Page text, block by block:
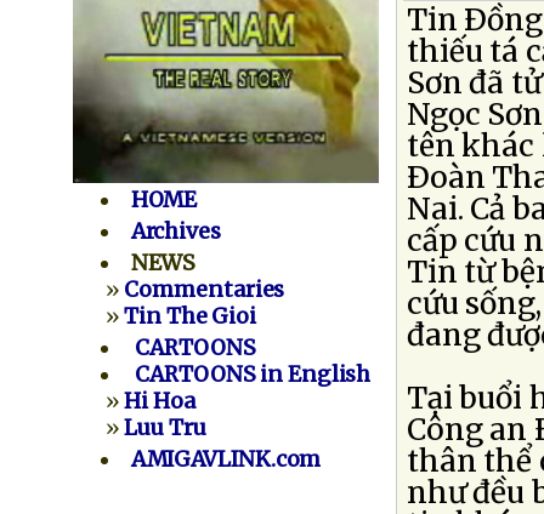
HOME
Archives
NEWS
» Commentaries
»Tin The Gioi
CARTOONS
CARTOONS in English
»Hi Hoa
»Luu Tru
AMIGAVLINK.com
Tin
thiếu tá
Sơn đã
Ngọc
tên khác
Ðoàn
Nai. Cả
cấp cứu
Tin từ
cứu
đang
Tại buổi
Công an
thân thể
như đều